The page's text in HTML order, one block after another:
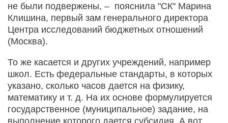
не были подвержены, – пояснила "СК" Марина
Клишина, первый зам генерального директора
Центра исследований бюджетных отношений
(Москва).
То же касается и других учреждений, например
школ. Есть федеральные стандарты, в которых
указано, сколько часов дается на физику,
математику и т. д. На их основе формулируется
государственное (муниципальное) задание, на
выполнение которого дается субсидия. А вот